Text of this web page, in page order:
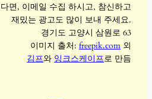
면, 이메일 수집 하시고, 참신하고
재밌는 광고도 많이 보내 주세요.
경기도 고양시 삼원로 63
이미지 출처:freepik.com 외
김프와 잉크스케이프로 만듬